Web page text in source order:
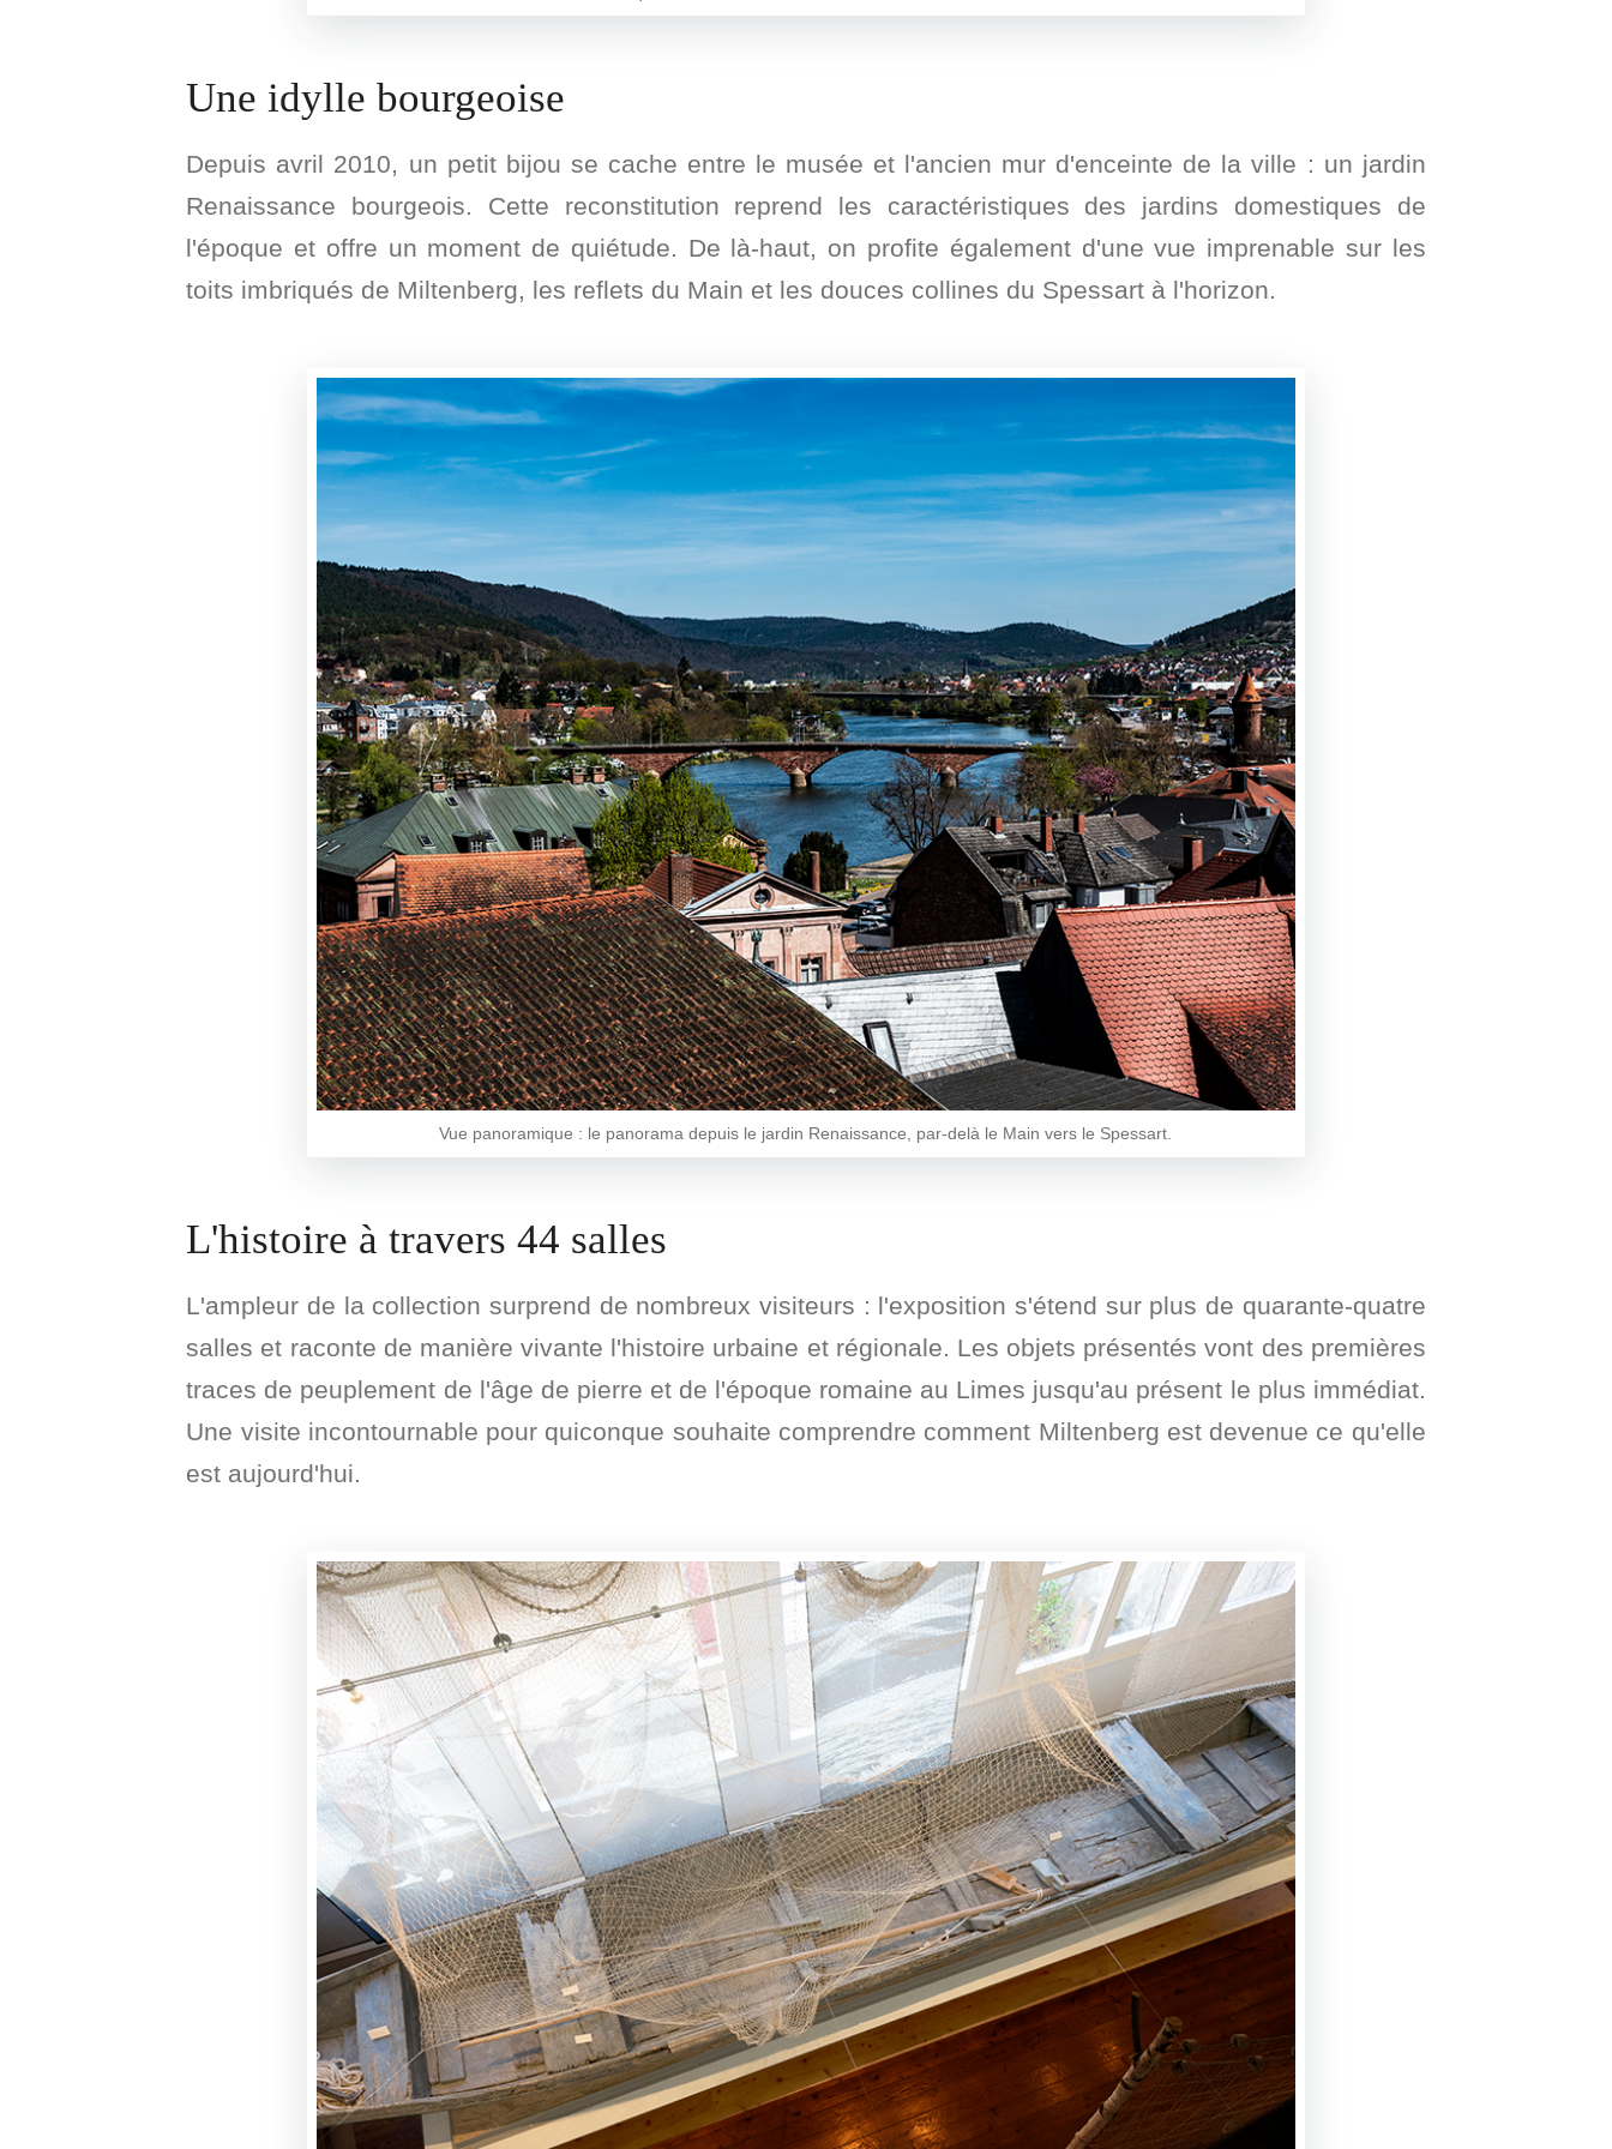
Une idylle bourgeoise
Depuis avril 2010, un petit bijou se cache entre le musée et l'ancien mur d'enceinte de la ville : un jardin
Renaissance bourgeois. Cette reconstitution reprend les caractéristiques des jardins domestiques de
l'époque et offre un moment de quiétude. De là-haut, on profite également d'une vue imprenable sur les
toits imbriqués de Miltenberg, les reflets du Main et les douces collines du Spessart à l'horizon.
Vue panoramique : le panorama depuis le jardin Renaissance, par-delà le Main vers le Spessart.
L'histoire à travers 44 salles
L'ampleur de la collection surprend de nombreux visiteurs : l'exposition s'étend sur plus de quarante-quatre
salles et raconte de manière vivante l'histoire urbaine et régionale. Les objets présentés vont des premières
traces de peuplement de l'âge de pierre et de l'époque romaine au Limes jusqu'au présent le plus immédiat.
Une visite incontournable pour quiconque souhaite comprendre comment Miltenberg est devenue ce qu'elle
est aujourd'hui.